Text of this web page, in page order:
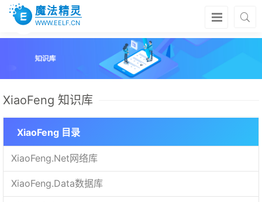
魔法精灵
WWW.EELF.CN
XiaoFeng 知识库
XiaoFeng 目录
XiaoFeng.Net网络库
XiaoFeng.Data数据库